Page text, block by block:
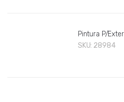
Pintura P/
SKU: 28984